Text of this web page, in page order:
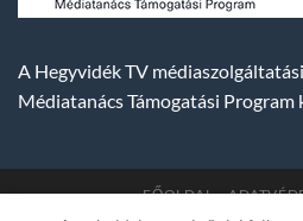
A Hegyvidék TV
Médiatanács Támogatási
FŐOLDAL